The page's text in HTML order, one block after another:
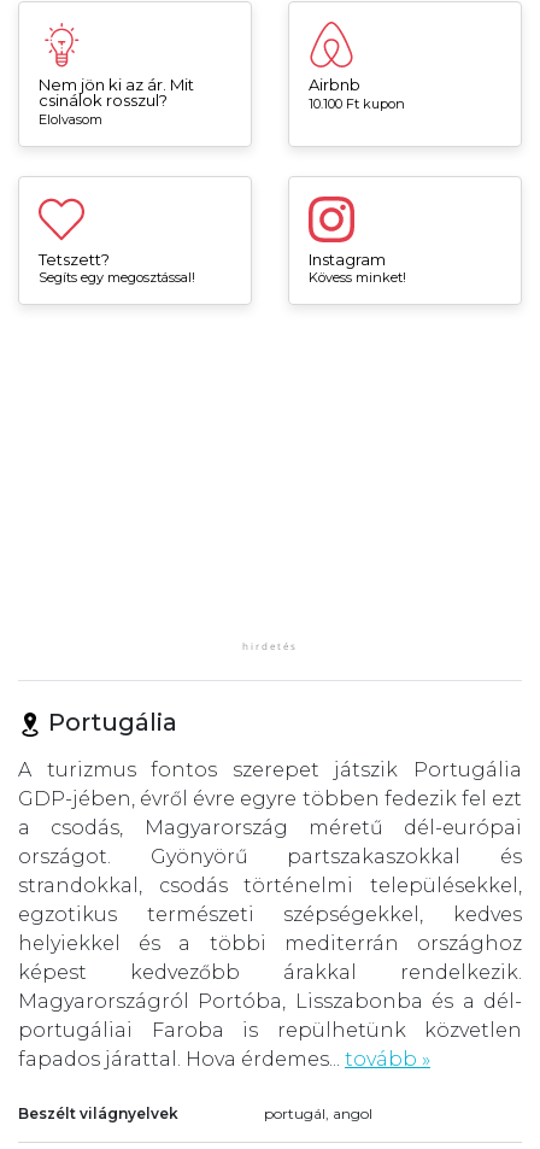
Nem jön ki az ár. Mit
csinálok rosszul?
Elolvasom
Airbnb
10.100 Ft kupon
Tetszett?
Segíts egy megosztással!
Instagram
Kövess minket!
Portugália
A turizmus fontos szerepet játszik Portugália
GDP-jében, évről évre egyre többen fedezik fel ezt
a csodás, Magyarország méretű dél-európai
országot. Gyönyörű partszakaszokkal és
strandokkal, csodás történelmi településekkel,
egzotikus természeti szépségekkel, kedves
helyiekkel és a többi mediterrán országhoz
képest kedvezőbb árakkal rendelkezik.
Magyarországról Portóba, Lisszabonba és a dél-
portugáliai Faroba is repülhetünk közvetlen
fapados járattal. Hova érdemes... tovább »
Beszélt világnyelvek portugál, angol